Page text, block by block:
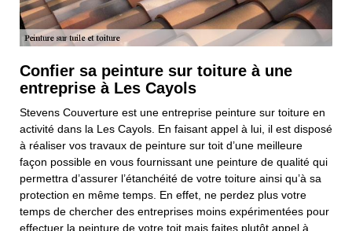
Confier sa peinture sur toiture à une
entreprise à Les Cayols
Stevens Couverture est une entreprise peinture sur toiture en
activité dans la Les Cayols. En faisant appel à lui, il est disposé
à réaliser vos travaux de peinture sur toit d’une meilleure
façon possible en vous fournissant une peinture de qualité qui
permettra d’assurer l’étanchéité de votre toiture ainsi qu’à sa
protection en même temps. En effet, ne perdez plus votre
temps de chercher des entreprises moins expérimentées pour
effectuer la peinture de votre toit mais faites plutôt appel à